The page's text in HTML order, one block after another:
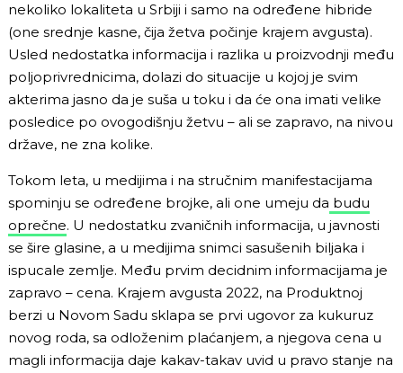
nekoliko lokaliteta u Srbiji i samo na određene hibride
(one srednje kasne, čija žetva počinje krajem avgusta).
Usled nedostatka informacija i razlika u proizvodnji među
poljoprivrednicima, dolazi do situacije u kojoj je svim
akterima jasno da je suša u toku i da će ona imati velike
posledice po ovogodišnju žetvu – ali se zapravo, na nivou
države, ne zna kolike.
Tokom leta, u medijima i na stručnim manifestacijama
spominju se određene brojke, ali one umeju da budu
oprečne. U nedostatku zvaničnih informacija, u javnosti
se šire glasine, a u medijima snimci sasušenih biljaka i
ispucale zemlje. Među prvim decidnim informacijama je
zapravo – cena. Krajem avgusta 2022, na Produktnoj
berzi u Novom Sadu sklapa se prvi ugovor za kukuruz
novog roda, sa odloženim plaćanjem, a njegova cena u
magli informacija daje kakav-takav uvid u pravo stanje na